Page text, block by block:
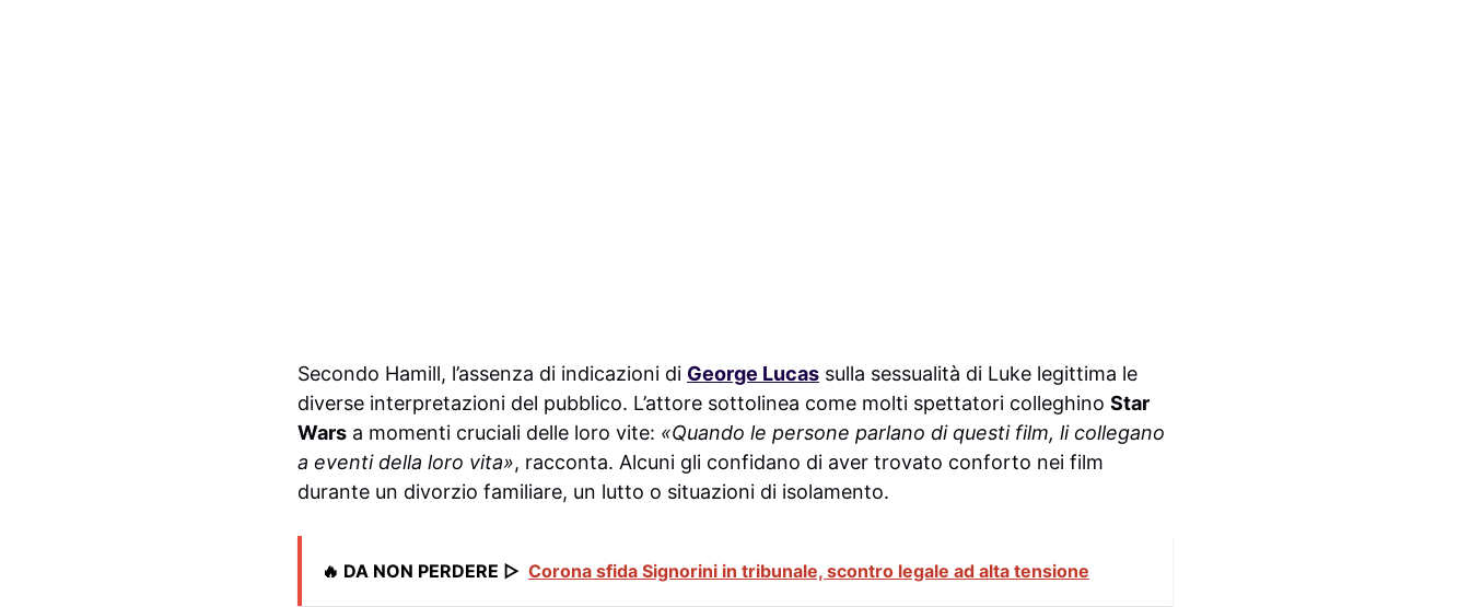
Secondo Hamill, l’assenza di indicazioni di George Lucas sulla sessualità di Luke legittima le
diverse interpretazioni del pubblico. L’attore sottolinea come molti spettatori colleghino Star
Wars a momenti cruciali delle loro vite: «Quando le persone parlano di questi film, li collegano
a eventi della loro vita», racconta. Alcuni gli confidano di aver trovato conforto nei film
durante un divorzio familiare, un lutto o situazioni di isolamento.
🔥 DA NON PERDERE ▷ Corona sfida Signorini in tribunale, scontro legale ad alta tensione